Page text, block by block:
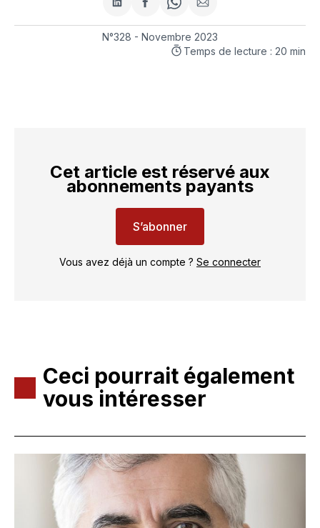
Partager
sur
LinkedIn
Partager
sur
Facebook
Share
on
WhatsApp
Partager
par
courriel
N°328 - Novembre 2023
Temps de lecture : 20 min
Cet article est réservé aux
abonnements payants
S’abonner
Vous avez déjà un compte ? Se connecter
Ceci pourrait également
vous intéresser